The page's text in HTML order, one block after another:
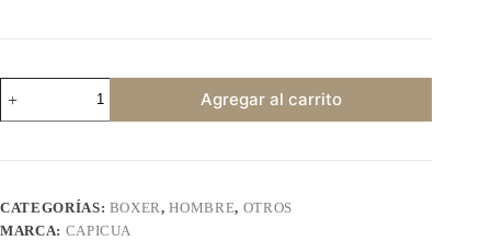
liso
cantidad
Agregar al carrito
CATEGORÍAS: BOXER,HOMBRE, OTROS
MARCA: CAPICUA